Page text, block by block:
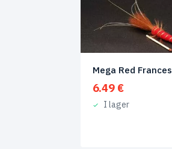
Mega Red Frances
6.49 €
I lager